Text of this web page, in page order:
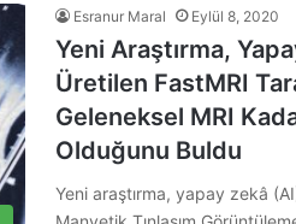
Esranur Maral Eylül 8, 2020
Yeni Araştırma,
Üretilen FastMRI
Geleneksel MRI
Olduğunu Buldu
Yeni araştırma, yapay zekâ